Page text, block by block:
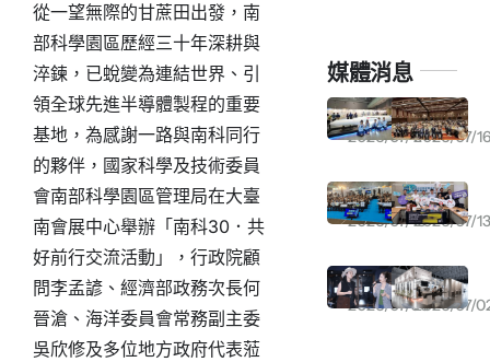
中文 (台灣)
從一望無際的甘蔗田出發，南
部科學園區歷經三十年深耕與
淬鍊，已蛻變為連結世界、引
領全球先進半導體製程的重要
基地，為感謝一路與南科同行
的夥伴，國家科學及技術委員
會南部科學園區管理局在大臺
南會展中心舉辦「南科30．共
好前行交流活動」，行政院顧
問李孟諺、經濟部政務次長何
晉滄、海洋委員會常務副主委
吳欣修及多位地方政府代表蒞
媒體消息
從實驗室走向生活！國科會打造「未來入軌館」 13米火箭＋PYXIS機器人探索未來生活｜2026均衡臺灣週 系列報導
2026/07/17
太陽光電20GW目標延後 公會理事長林新寶建議放寬設置規定
2026/07/
「均衡臺灣週」大台南會展中心登場 展現各部會與雲嘉南發展成果
2026/07/16
日本國際拓銷成果亮眼 接力布局工業裝配智慧物流商機
2026/07/13
強颱巴威來勢洶洶 張秀卿7／11演唱會宣布延期
2026/07/06
遠雄建設登好感空間展 攜手山恩、集力門打造「流動的生活」
2026/07/